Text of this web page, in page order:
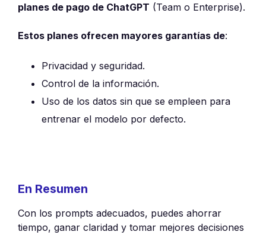
planes de pago de ChatGPT (Team o Enterprise).
Estos planes ofrecen mayores garantías de:
Privacidad y seguridad.
Control de la información.
Uso de los datos sin que se empleen para
entrenar el modelo por defecto.
En Resumen
Con los prompts adecuados, puedes ahorrar
tiempo, ganar claridad y tomar mejores decisiones